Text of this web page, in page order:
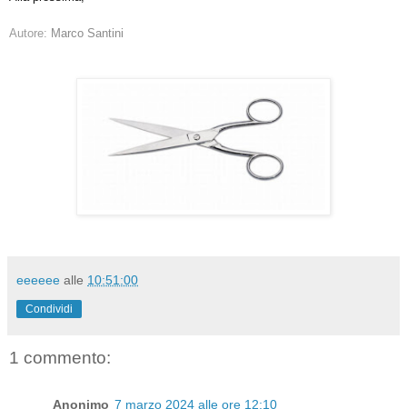
Autore: Marco Santini
eeeeee alle 10:51:00
Condividi
1 commento:
Anonimo 7 marzo 2024 alle ore 12:10